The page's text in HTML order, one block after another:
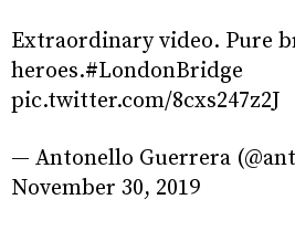
Extraordinary video. Pure
heroes.#LondonBridge
pic.twitter.com/8cxs247z2J
— Antonello Guerrera
November 30, 2019